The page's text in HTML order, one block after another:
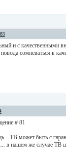
83
и с качественными
сомневаться в
# 81
ТВ может быть с
в нашем же случае